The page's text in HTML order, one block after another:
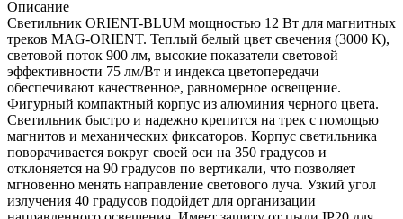
Описание
Светильник ORIENT-BLUM мощностью 12 Вт для магнитных
треков MAG-ORIENT. Теплый белый цвет свечения (3000 К),
световой поток 900 лм, высокие показатели световой
эффективности 75 лм/Вт и индекса цветопередачи
обеспечивают качественное, равномерное освещение.
Фигурный компактный корпус из алюминия черного цвета.
Светильник быстро и надежно крепится на трек с помощью
магнитов и механических фиксаторов. Корпус светильника
поворачивается вокруг своей оси на 350 градусов и
отклоняется на 90 градусов по вертикали, что позволяет
мгновенно менять направление светового луча. Узкий угол
излучения 40 градусов подойдет для организации